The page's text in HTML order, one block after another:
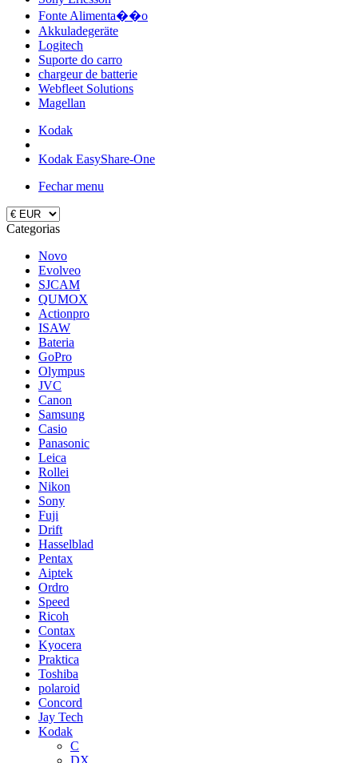
Fonte Alimenta��o
Akkuladegeräte
Logitech
Suporte do carro
chargeur de batterie
Webfleet Solutions
Magellan
Kodak
Kodak EasyShare-One
Fechar menu
Categorias
Novo
Evolveo
SJCAM
QUMOX
Actionpro
ISAW
Bateria
GoPro
Olympus
JVC
Canon
Samsung
Casio
Panasonic
Leica
Rollei
Nikon
Sony
Fuji
Drift
Hasselblad
Pentax
Aiptek
Ordro
Speed
Ricoh
Contax
Kyocera
Praktica
Toshiba
polaroid
Concord
Jay Tech
Kodak
C
DX